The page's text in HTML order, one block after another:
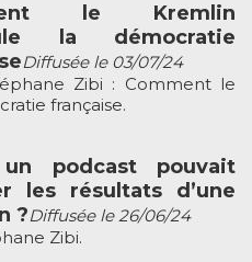
le Kremlin
la démocratie
Diffusée le 03/07/24
Zibi : Comment le
française.
podcast pouvait
les résultats d’une
?Diffusée le 26/06/24
Zibi.